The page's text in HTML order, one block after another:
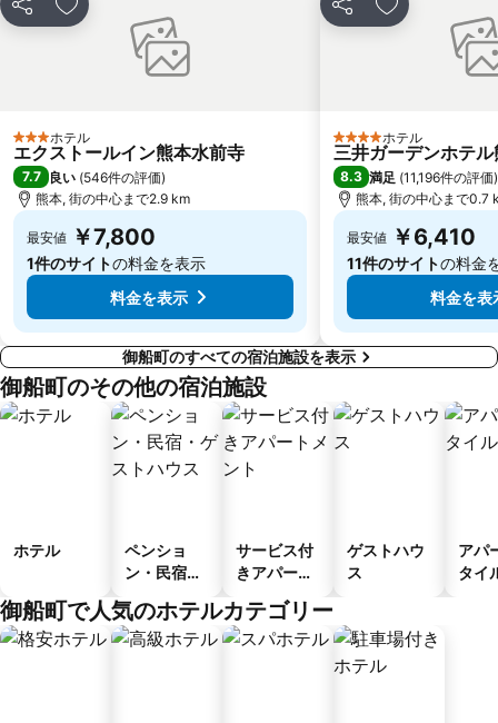
シェア お気に入りに追加
3 ホテルのランク
ホテル
エクストールイン熊本水前寺
7.7 良い (546件の評価)
熊本, 街の中心まで2.9 km
最安値 ￥7,800
1件のサイトの料金を表示
料金を表示
シェア お気に入りに
4 ホテルのランク
ホテル
三井ガーデンホテル
8.3 満足 (11,196件の評価)
熊本, 街の中心まで0.7
最安値 ￥6,410
11件のサイトの料金
料金を表
御船町のすべての宿泊施設を表示
御船町のその他の宿泊施設
ホテル
ペンショ
ン・民宿・
ス
サービス付
きアパート
ゲストハウ
ス
アパ
タイ
御船町で人気のホテルカテゴリー